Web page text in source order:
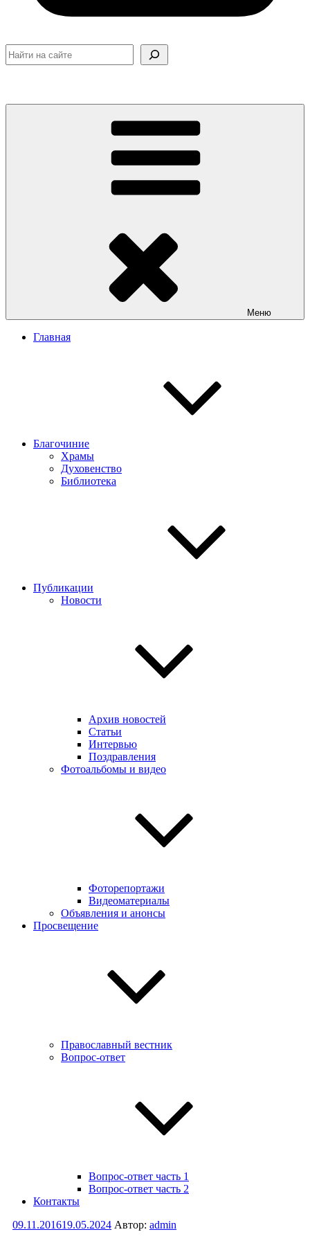
Поиск
Меню
Главная
Благочиние
Храмы
Духовенство
Библиотека
Публикации
Новости
Архив новостей
Статьи
Интервью
Поздравления
Фотоальбомы и видео
Фоторепортажи
Видеоматериалы
Объявления и анонсы
Просвещение
Православный вестник
Вопрос-ответ
Вопрос-ответ часть 1
Вопрос-ответ часть 2
Контакты
Опубликовано
09.11.201619.05.2024 Автор: admin